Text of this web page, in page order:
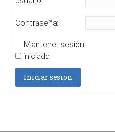
Contraseña:
Mantener sesión
iniciada
Iniciar sesión